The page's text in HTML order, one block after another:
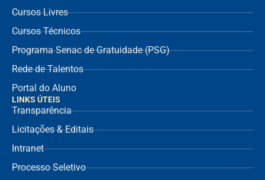
Cursos Livres
Cursos Técnicos
Programa Senac de Gratuidade (PSG)
Rede de Talentos
Portal do Aluno
LINKS ÚTEIS
Transparência
Licitações & Editais
Intranet
Processo Seletivo